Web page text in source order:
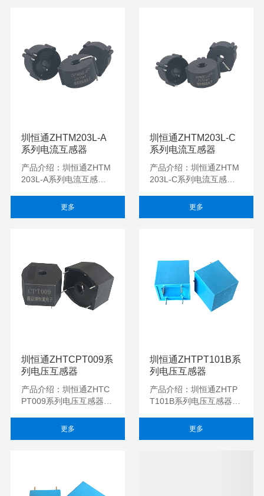
更多
圳恒通ZHTM203L-A
系列电流互感器
产品介绍：圳恒通ZHTM
203L-A系列电流互感
致性好，适用于电力网络
更多
圳恒通ZHTM203L-C
系列电流互感器
产品介绍：圳恒通ZHTM
203L-C系列电流互感
致性好，适用于电力网络
更多
圳恒通ZHTCPT009系
列电压互感器
产品介绍：圳恒通ZHTC
PT009系列电压互感器用
号准确变换为低电平的交
更多
圳恒通ZHTPT101B系
列电压互感器
产品介绍：圳恒通ZHTP
T101B系列电压互感器用
号准确变换为低电平的交